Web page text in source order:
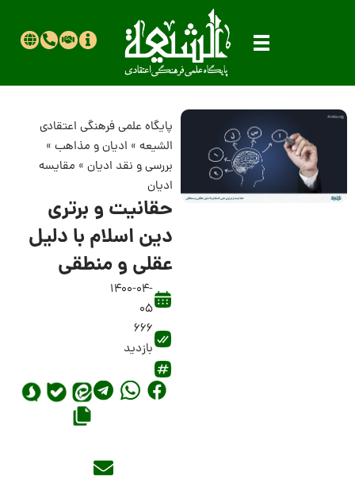
پایگاه علمی فرهنگی اعتقادی
الشیعه» ادیان و مذاهب»
بررسی و نقد ادیان» مقایسه
ادیان
حقانیت و برتری
دین اسلام با دلیل
عقلی و منطقی
1400-04-
05
666
بازدید